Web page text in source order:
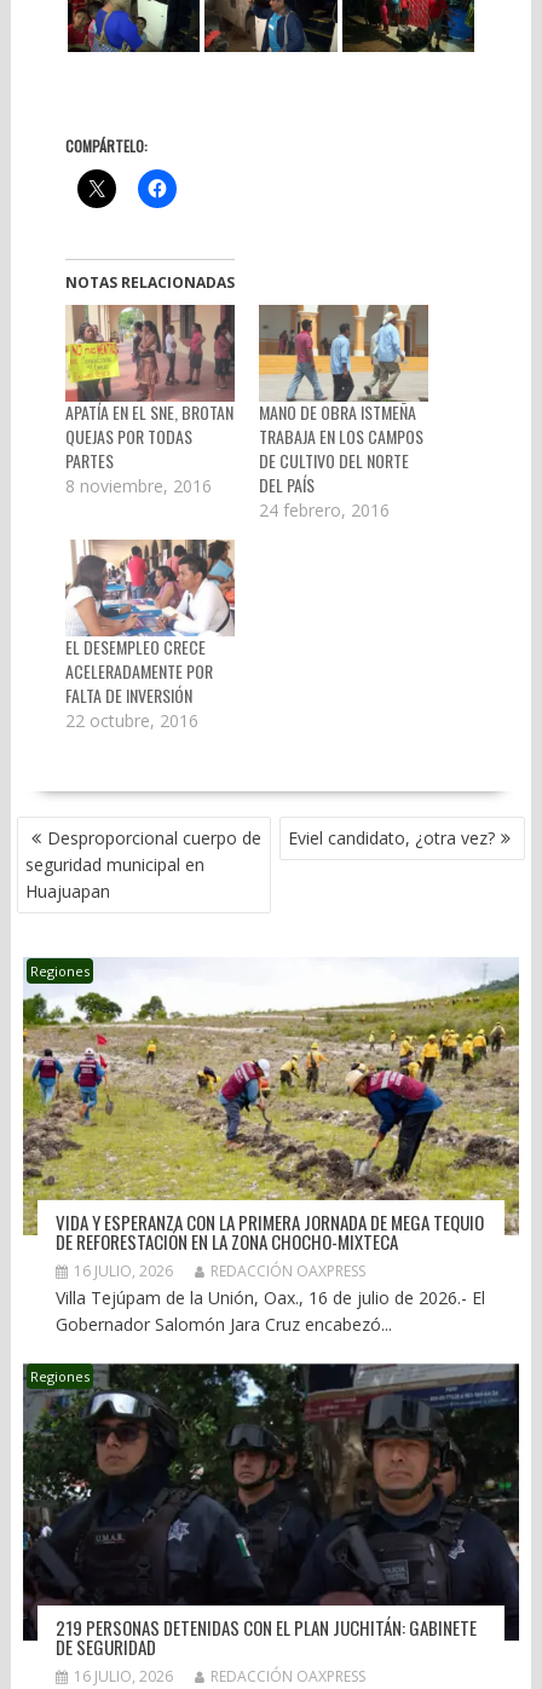
COMPÁRTELO:
NOTAS RELACIONADAS
APATÍA EN EL SNE, BROTAN
QUEJAS POR TODAS
PARTES
8 noviembre, 2016
MANO DE OBRA ISTMEÑA
TRABAJA EN LOS CAMPOS
DE CULTIVO DEL NORTE
DEL PAÍS
24 febrero, 2016
EL DESEMPLEO CRECE
ACELERADAMENTE POR
FALTA DE INVERSIÓN
22 octubre, 2016
NAVEGACIÓN
DE
ENTRADAS
Desproporcional cuerpo de
seguridad municipal en
Huajuapan
Eviel candidato, ¿otra vez?
Regiones
VIDA Y ESPERANZA CON LA PRIMERA JORNADA DE MEGA TEQUIO
DE REFORESTACIÓN EN LA ZONA CHOCHO-MIXTECA
16 JULIO, 2026 REDACCIÓN OAXPRESS
Villa Tejúpam de la Unión, Oax., 16 de julio de 2026.- El
Gobernador Salomón Jara Cruz encabezó...
Regiones
219 PERSONAS DETENIDAS CON EL PLAN JUCHITÁN: GABINETE
DE SEGURIDAD
16 JULIO, 2026 REDACCIÓN OAXPRESS